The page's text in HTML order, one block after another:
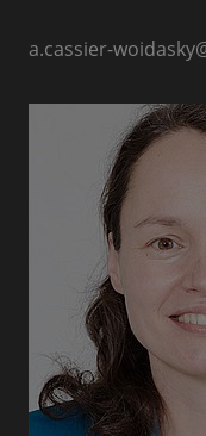
a.cassier-woidasky